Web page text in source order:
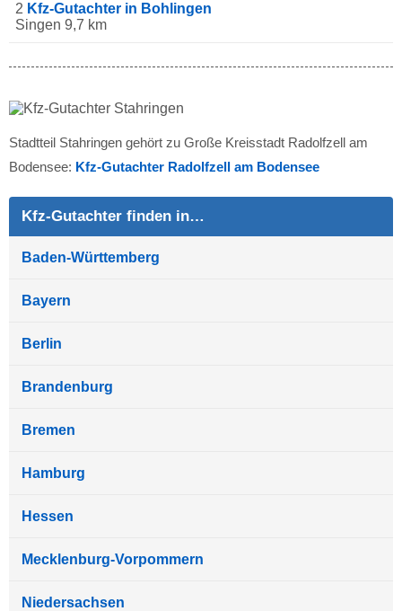
2 Kfz-Gutachter in Bohlingen
Singen 9,7 km
Stadtteil Stahringen gehört zu Große Kreisstadt Radolfzell am
Bodensee: Kfz-Gutachter Radolfzell am Bodensee
Kfz-Gutachter finden in…
Baden-Württemberg
Bayern
Berlin
Brandenburg
Bremen
Hamburg
Hessen
Mecklenburg-Vorpommern
Niedersachsen